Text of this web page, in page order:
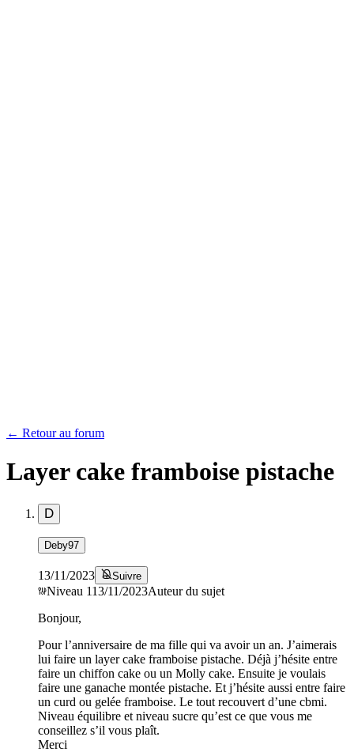
← Retour au forum
Layer cake framboise pistache
D
Deby97
13/11/2023 Suivre
Niveau 113/11/2023Auteur du sujet
Bonjour,
Pour l’anniversaire de ma fille qui va avoir un an. J’aimerais
lui faire un layer cake framboise pistache. Déjà j’hésite entre
faire un chiffon cake ou un Molly cake. Ensuite je voulais
faire une ganache montée pistache. Et j’hésite aussi entre faire
un curd ou gelée framboise. Le tout recouvert d’une cbmi.
Niveau équilibre et niveau sucre qu’est ce que vous me
conseillez s’il vous plaît.
Merci